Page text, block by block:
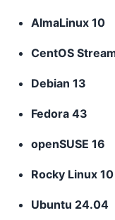
AlmaLinux 10
CentOS
Debian 13
Fedora 43
openSUSE 16
Rocky Linux 10
Ubuntu 24.04